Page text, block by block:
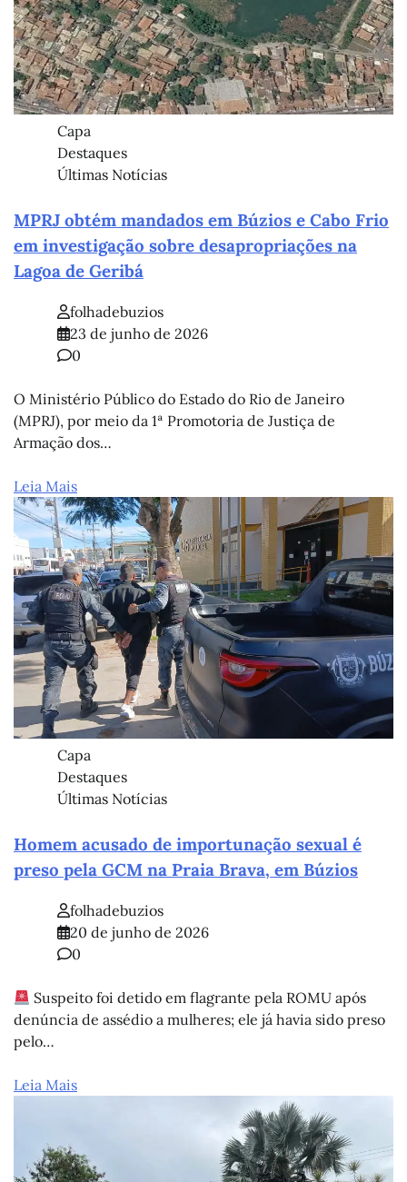
Capa
Destaques
Últimas Notícias
MPRJ obtém mandados em Búzios e Cabo Frio
em investigação sobre desapropriações na
Lagoa de Geribá
folhadebuzios
23 de junho de 2026
0
O Ministério Público do Estado do Rio de Janeiro
(MPRJ), por meio da 1ª Promotoria de Justiça de
Armação dos…
Leia Mais
Capa
Destaques
Últimas Notícias
Homem acusado de importunação sexual é
preso pela GCM na Praia Brava, em Búzios
folhadebuzios
20 de junho de 2026
0
Suspeito foi detido em flagrante pela ROMU após
denúncia de assédio a mulheres; ele já havia sido preso
pelo…
Leia Mais